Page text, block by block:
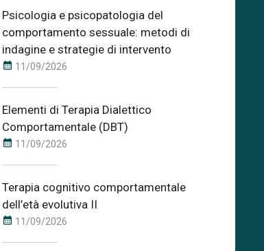
Psicologia e psicopatologia del
comportamento sessuale: metodi di
indagine e strategie di intervento
calendar_month 11/09/2026
Elementi di Terapia Dialettico
Comportamentale (DBT)
calendar_month 11/09/2026
Terapia cognitivo comportamentale
dell’età evolutiva II
calendar_month 11/09/2026